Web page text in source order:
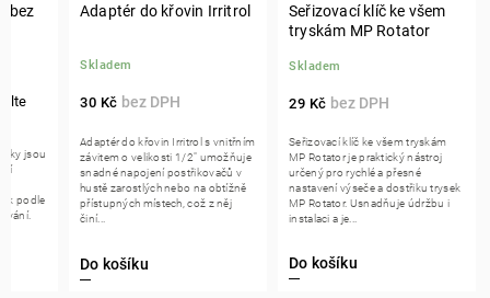
bez
jsou
podle
Adaptér do křovin Irritrol
Skladem
30 Kč
Do košíku
Adaptér do křovin Irritrol s vnitřním
závitem o velikosti 1/2" umožňuje
snadné napojení postřikovačů v
hustě zarostlých nebo na obtížně
přístupných místech, což z něj
činí...
Seřizovací klíč ke všem
tryskám MP Rotator
Skladem
29 Kč
Do košíku
Seřizovací klíč ke všem tryskám
MP Rotator je praktický nástroj
určený pro rychlé a přesné
nastavení výseče a dostřiku trysek
MP Rotator. Usnadňuje údržbu i
instalaci a je...